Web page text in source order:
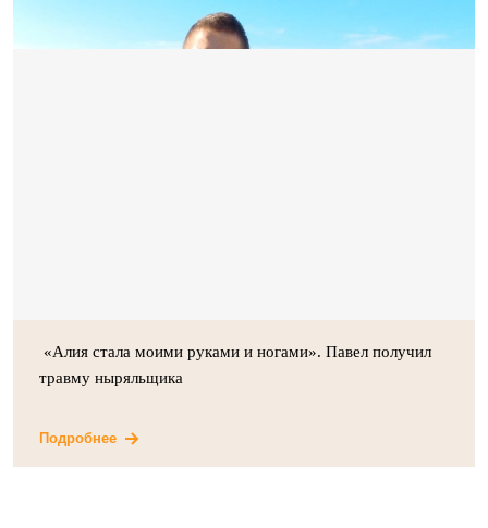
«Алия стала моими руками и ногами». Павел получил
травму ныряльщика
Подробнее